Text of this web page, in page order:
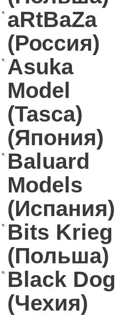
aRtBaZa
(Россия)
Asuka
Model
(Tasca)
(Япония)
Baluard
Models
(Испания)
Bits Krieg
(Польша)
Black Dog
(Чехия)